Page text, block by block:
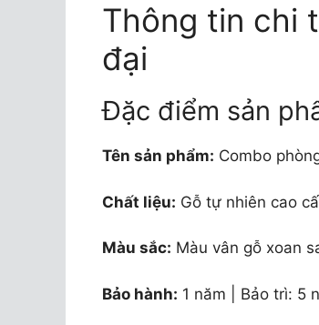
Thông tin chi
đại
Đặc điểm sản
Tên sản phẩm: Combo
Chất liệu: Gỗ tự nhiên cao
Màu sắc: Màu vân gỗ xoan
Bảo hành: 1 năm | Bảo trì: 5